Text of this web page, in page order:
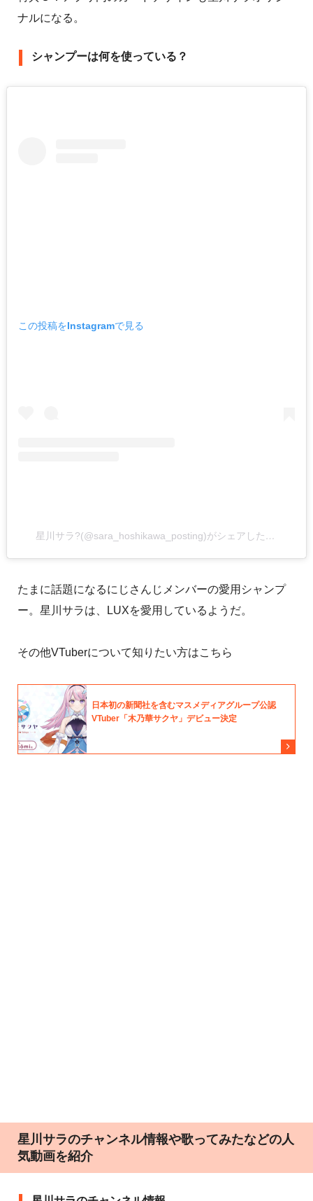
ナルになる。
シャンプーは何を使っている？
この投稿をInstagramで見る
星川サラ?(@sara_hoshikawa_posting)がシェアした投稿
たまに話題になるにじさんじメンバーの愛用シャンプ
ー。星川サラは、LUXを愛用しているようだ。
その他VTuberについて知りたい方はこちら
星川サラのチャンネル情報や歌ってみたなどの人
気動画を紹介